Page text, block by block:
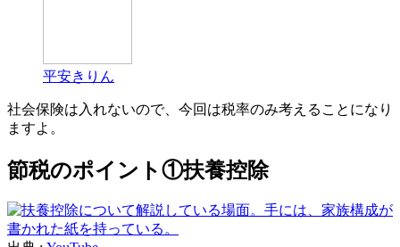
平安きりん
社会保険は入れないので、今回は税率のみ考えることになり
ますよ。
節税のポイント①扶養控除